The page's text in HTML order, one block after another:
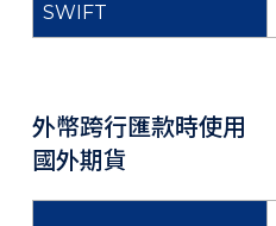
外幣跨行匯款時使用
國外期貨